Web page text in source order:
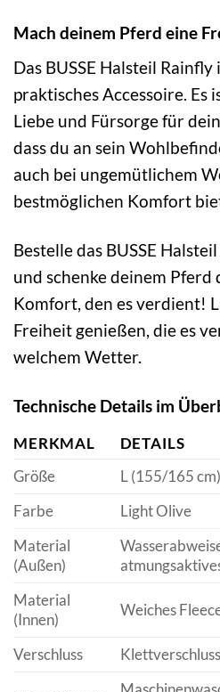
Mach deinem Pferd eine
Das BUSSE Halsteil
praktisches Accessoire. Es
Liebe und Fürsorge für
dass du an sein
auch bei ungemütlichem
bestmöglichen Komfort
Bestelle das BUSSE
und schenke deinem Pferd
Komfort, den es verdient!
Freiheit genießen, die es
welchem Wetter.
Technische Details im
MERKMAL
DETAILS
Größe
L (155/165 cm)
Farbe
Light Olive
Material
(Außen)
Material
(Innen)
Weiches
Verschluss Klettverschluss